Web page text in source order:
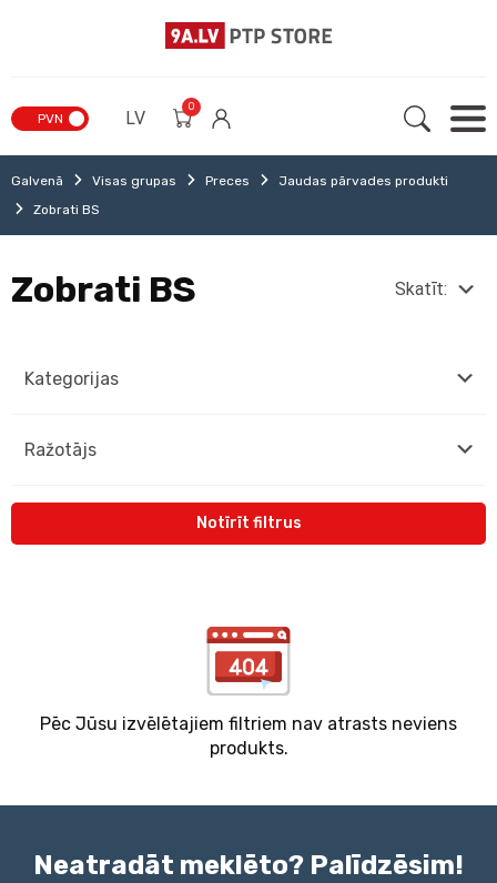
PVN LV
0
Galvenā Visas grupas Preces
Jaudas pārvades produkti
Zobrati BS
Kategorijas
Ražotājs
Notīrīt filtrus
Zobrati BS Skatīt:
Pēc Jūsu izvēlētajiem filtriem nav atrasts neviens
produkts.
Neatradāt meklēto? Palīdzēsim!